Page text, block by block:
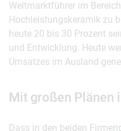
Weltmarktführer im
Hochleistungskeramik zu
heute 20 bis 30 Prozent
und Entwicklung. Heute
Umsatzes im Ausland
Mit großen Plänen
Dass in den beiden